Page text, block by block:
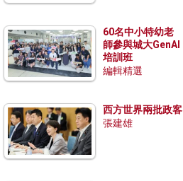
60名中小特幼老
師參與城大GenAI
培訓班
編輯精選
西方世界兩批政客
張建雄